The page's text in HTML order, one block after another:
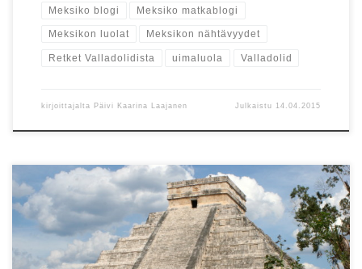
Meksiko blogi Meksiko matkablogi
Meksikon luolat Meksikon nähtävyydet
Retket Valladolidista uimaluola Valladolid
kirjoittajalta Päivi Kaarina Laajanen Julkaistu 14.04.2015
On vain yksi Chichen Itza. Kun Kukulkanin pyramidi ensimmäistä
kertaa kohoaa silmien edessä, tapahtuu jotakin